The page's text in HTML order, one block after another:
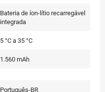
Bateria de íon-lítio recarregável
integrada
5 °C a 35 °C
1.560 mAh
Português-BR